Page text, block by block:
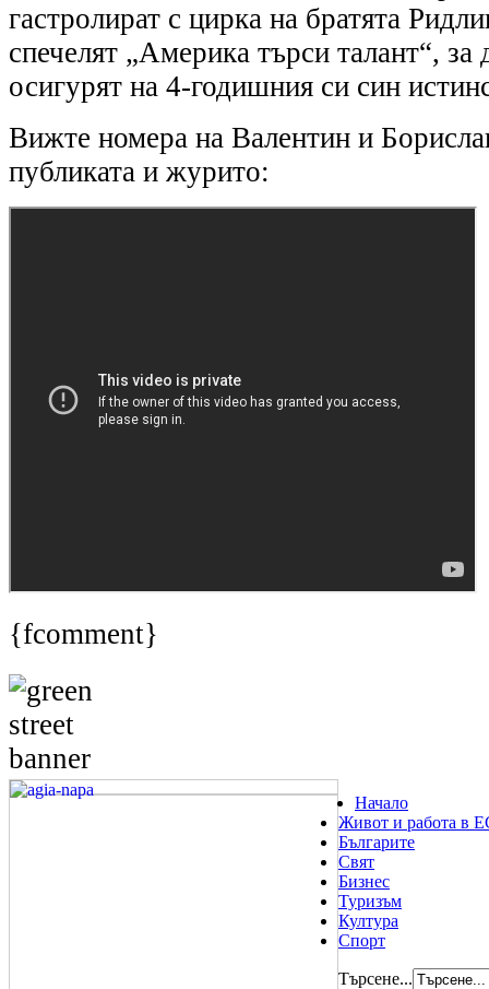
гастролират с цирка на братята
спечелят „Америка търси талант“, за
осигурят на 4-годишния си син
Вижте номера на Валентин и
публиката и журито:
{fcomment}
Начало
Живот и работа в
Българите
Свят
Бизнес
Туризъм
Култура
Спорт
Търсене...